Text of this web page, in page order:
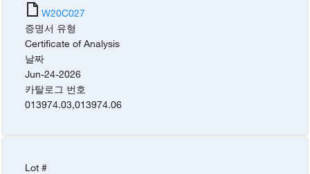
W20C027
증명서 유형
Certificate of Analysis
날짜
Jun-24-2026
카탈로그 번호
013974.03,013974.06
Lot #